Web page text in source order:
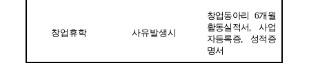
창업휴학 사유발생시
창업동아리 6개월
활동실적서 , 사업
자등록증
성적증
명서